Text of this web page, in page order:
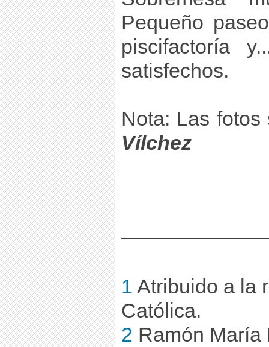
Pequeño
piscifactoría
satisfechos.
Nota: Las
Vílchez
1 Atribuido a la
Católica.
2 Ramón María